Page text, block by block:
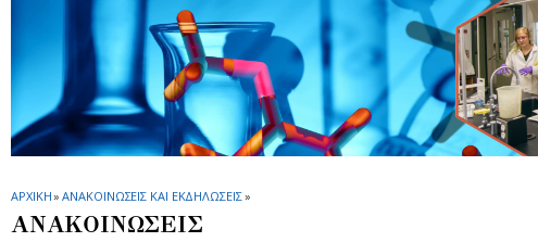
ΑΡΧΙΚΗ» ΑΝΑΚΟΙΝΩΣΕΙΣ ΚΑΙ ΕΚΔΗΛΩΣΕΙΣ»
ΑΝΑΚΟΙΝΩΣΕΙΣ